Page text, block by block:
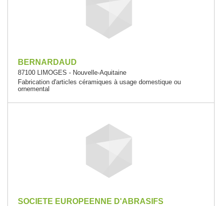
BERNARDAUD
87100 LIMOGES - Nouvelle-Aquitaine
Fabrication d'articles céramiques à usage domestique ou
ornemental
SOCIETE EUROPEENNE D'ABRASIFS